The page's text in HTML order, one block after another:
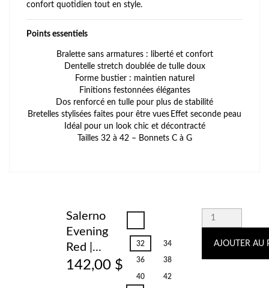
confort quotidien tout en style.
Points essentiels
Bralette sans armatures : liberté et confort
Dentelle stretch doublée de tulle doux
Forme bustier : maintien naturel
Finitions festonnées élégantes
Dos renforcé en tulle pour plus de stabilité
Bretelles stylisées faites pour être vues Effet seconde peau
Idéal pour un look chic et décontracté
Tailles 32 à 42 – Bonnets C à G
Salerno
Evening
Red |...
142,00 $
Evening
Red
32 34
36 38
40 42
AJOUTER AU